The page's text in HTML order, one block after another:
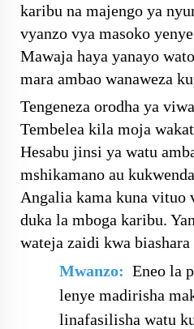
karibu na majengo ya
vyanzo vya masoko
Mawaja haya yanayo
mara ambao wanaweza
Tengeneza orodha ya
Tembelea kila moja
Hesabu jinsi ya watu
mshikamano au
Angalia kama kuna vituo
duka la mboga karibu.
wateja zaidi kwa biashara
Mwanzo: Eneo la
lenye madirisha
linafasilisha watu